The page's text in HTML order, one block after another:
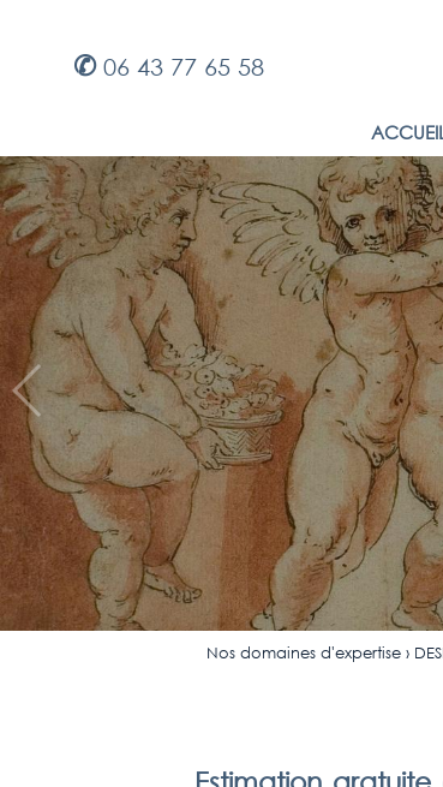
✆ 06 43 77 65 58
Nos domaines d'expertise›